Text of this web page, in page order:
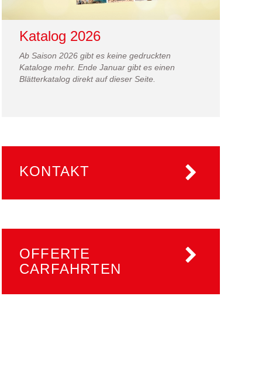
Katalog 2026
Ab Saison 2026 gibt es keine gedruckten
Kataloge mehr. Ende Januar gibt es einen
Blätterkatalog direkt auf dieser Seite.
KONTAKT
OFFERTE
CARFAHRTEN